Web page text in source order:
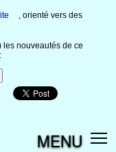
, orienté vers des
les nouveautés de ce
MENU